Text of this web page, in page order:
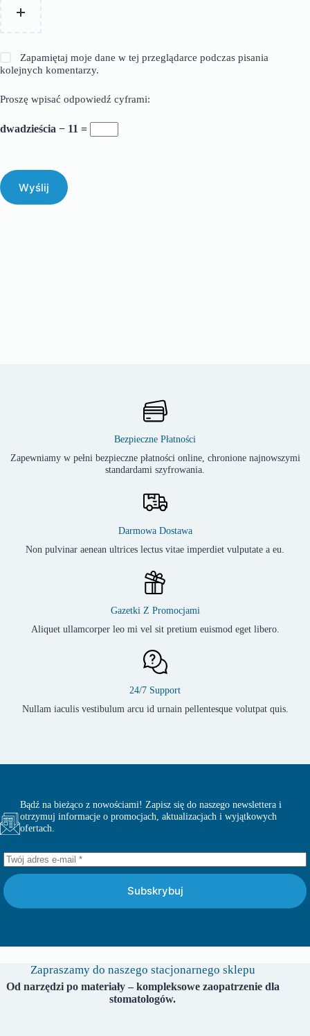
Zapamiętaj moje dane w tej przeglądarce podczas pisania
kolejnych komentarzy.
Proszę wpisać odpowiedź cyframi:
dwadzieścia − 11 =
Wyślij
Bezpieczne Płatności
Zapewniamy w pełni bezpieczne płatności online, chronione najnowszymi
standardami szyfrowania.
Darmowa Dostawa
Non pulvinar aenean ultrices lectus vitae imperdiet vulputate a eu.
Gazetki Z Promocjami
Aliquet ullamcorper leo mi vel sit pretium euismod eget libero.
24/7 Support
Nullam iaculis vestibulum arcu id urnain pellentesque volutpat quis.
Bądź na bieżąco z nowościami! Zapisz się do naszego newslettera i
otrzymuj informacje o promocjach, aktualizacjach i wyjątkowych
ofertach.
Subskrybuj
Zapraszamy do naszego stacjonarnego sklepu
Od narzędzi po materiały – kompleksowe zaopatrzenie dla
stomatologów.